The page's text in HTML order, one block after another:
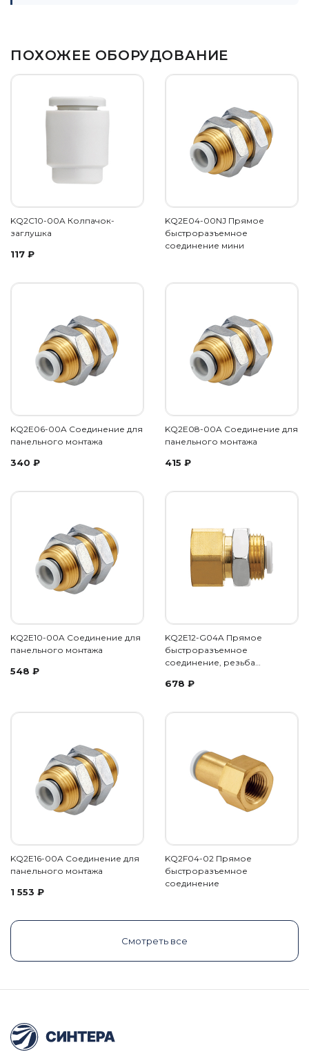
ПОХОЖЕЕ ОБОРУДОВАНИЕ
KQ2C10-00A Колпачок-
заглушка
117 ₽
KQ2E04-00NJ Прямое
быстроразъемное
соединение мини
KQ2E06-00A Соединение для
панельного монтажа
340 ₽
KQ2E08-00A Соединение для
панельного монтажа
415 ₽
KQ2E10-00A Соединение для
панельного монтажа
548 ₽
KQ2E12-G04A Прямое
быстроразъемное
соединение, резьба…
678 ₽
KQ2E16-00A Соединение для
панельного монтажа
1 553 ₽
KQ2F04-02 Прямое
быстроразъемное
соединение
Смотреть все